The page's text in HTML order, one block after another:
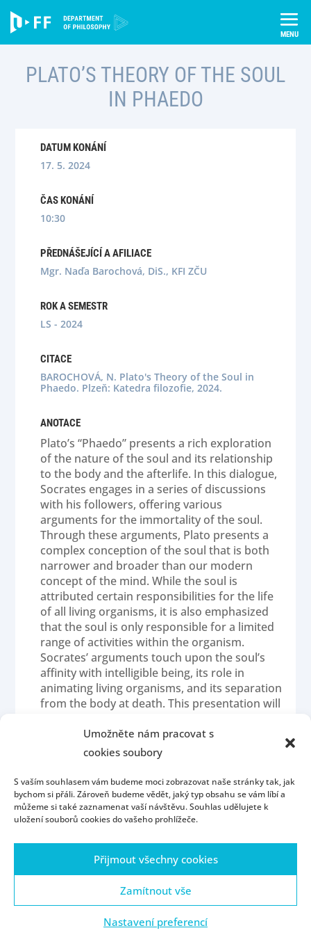
content
Umožněte nám pracovat s
cookies soubory
S vaším souhlasem vám budeme moci zobrazovat naše stránky tak, jak
bychom si přáli. Zároveň budeme vědět, jaký typ obsahu se vám líbí a
můžeme si také zaznamenat vaší návštěvu. Souhlas udělujete k
uložení souborů cookies do vašeho prohlížeče.
Přijmout všechny cookies
Zamítnout vše
Nastavení preferencí
Semináře
PLATO’S THEORY OF THE SOUL
IN PHAEDO
DATUM KONÁNÍ
17. 5. 2024
ČAS KONÁNÍ
10:30
PŘEDNÁŠEJÍCÍ A AFILIACE
Mgr. Naďa Barochová, DiS., KFI ZČU
ROK A SEMESTR
LS - 2024
CITACE
BAROCHOVÁ, N. Plato's Theory of the Soul in
Phaedo. Plzeň: Katedra filozofie, 2024.
ANOTACE
Plato’s “Phaedo” presents a rich exploration
of the nature of the soul and its relationship
to the body and the afterlife. In this dialogue,
Socrates engages in a series of discussions
with his followers, offering various
arguments for the immortality of the soul.
Through these arguments, Plato presents a
complex conception of the soul that is both
narrower and broader than our modern
concept of the mind. While the soul is
attributed certain responsibilities for the life
of all living organisms, it is also emphasized
that the soul is only responsible for a limited
range of activities within the organism.
Socrates’ arguments touch upon the soul’s
affinity with intelligible being, its role in
animating living organisms, and its separation
from the body at death. This presentation will
in the Phaedo regarding the nature,
immortality, and functions of the soul.
Contact People
Portál ZČU